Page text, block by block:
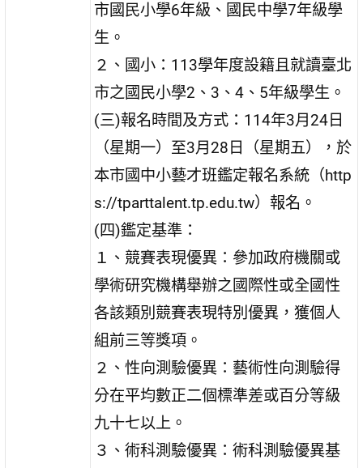
市國民小學6年級、國民中學7年級學
生。
２、國小：113學年度設籍且就讀臺北
市之國民小學2、3、4、5年級學生。
(三)報名時間及方式：114年3月24日
（星期一）至3月28日（星期五），於
本市國中小藝才班鑑定報名系統（http
s://tparttalent.tp.edu.tw）報名。
(四)鑑定基準：
１、競賽表現優異：參加政府機關或
學術研究機構舉辦之國際性或全國性
各該類別競賽表現特別優異，獲個人
組前三等獎項。
２、性向測驗優異：藝術性向測驗得
分在平均數正二個標準差或百分等級
九十七以上。
３、術科測驗優異：術科測驗優異基